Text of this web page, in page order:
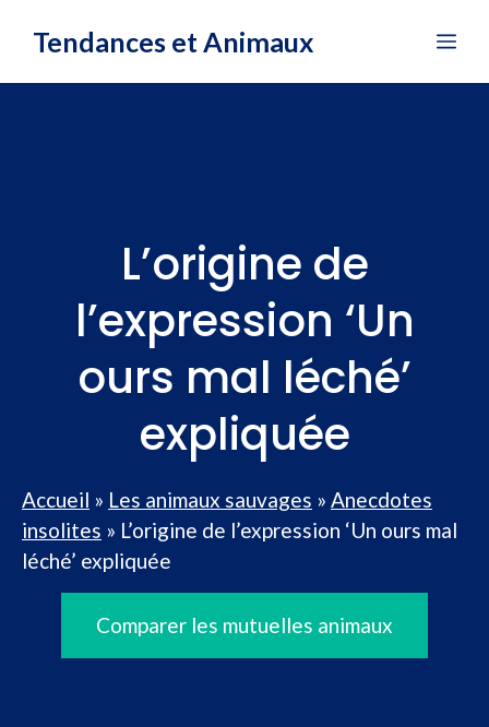
Tendances et Animaux
L’origine de
l’expression ‘Un
ours mal léché’
expliquée
Accueil » Les animaux sauvages » Anecdotes
insolites » L’origine de l’expression ‘Un ours mal
léché’ expliquée
Comparer les mutuelles animaux